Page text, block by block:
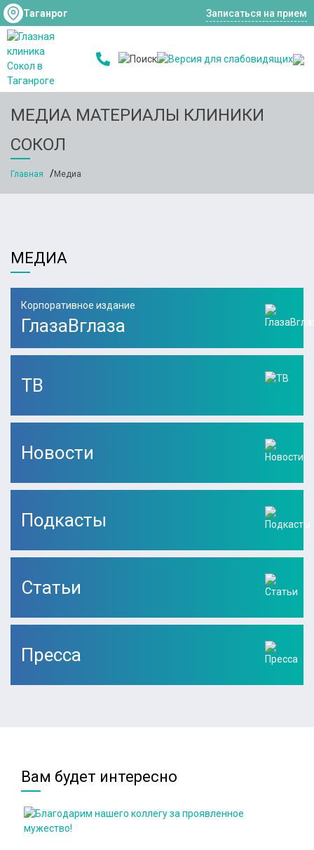
Таганрог Записаться на прием
МЕДИА МАТЕРИАЛЫ КЛИНИКИ
СОКОЛ
Главная Медиа
МЕДИА
Корпоративное издание
ГлазаВглаза
ТВ
Новости
Подкасты
Статьи
Пресса
Вам будет интересно